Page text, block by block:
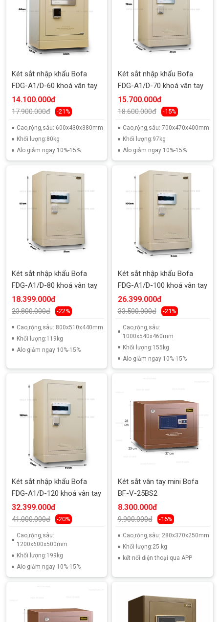
Két sắt nhập khẩu Bofa
FDG-A1/D-60 khoá vân tay
14.100.000đ
17.900.000đ -21%
Cao,rộng,sâu: 600x430x380mm
Khối lượng:80kg
Alo giảm ngay 10%-15%
Két sắt nhập khẩu Bofa
FDG-A1/D-70 khoá vân tay
15.700.000đ
18.600.000đ -15%
Cao,rộng,sâu: 700x470x400mm
Khối lượng:97kg
Alo giảm ngay 10%-15%
Két sắt nhập khẩu Bofa
FDG-A1/D-80 khoá vân tay
18.399.000đ
23.800.000đ -22%
Cao,rộng,sâu: 800x510x440mm
Khối lượng:119kg
Alo giảm ngay 10%-15%
Két sắt nhập khẩu Bofa
FDG-A1/D-100 khoá vân tay
26.399.000đ
33.500.000đ -21%
Cao,rộng,sâu:
1000x540x460mm
Khối lượng:155kg
Alo giảm ngay 10%-15%
Két sắt nhập khẩu Bofa
FDG-A1/D-120 khoá vân tay
32.399.000đ
41.000.000đ -20%
Cao,rộng,sâu:
1200x600x500mm
Khối lượng:199kg
Alo giảm ngay 10%-15%
Két sắt vân tay mini Bofa
BF-V-25BS2
8.300.000đ
9.900.000đ -16%
Cao,rộng,sâu: 280x370x250mm
Khối lượng:25 kg
kết nối điện thoại qua APP